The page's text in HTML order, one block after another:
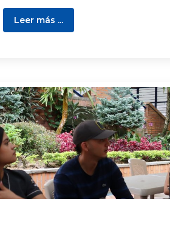
Leer más ...